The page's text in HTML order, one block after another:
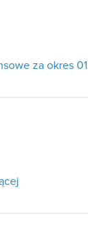
za okres